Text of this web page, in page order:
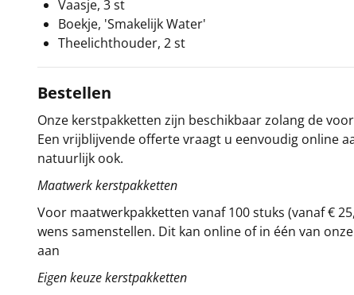
Vaasje, 3 st
Boekje, 'Smakelijk Water'
Theelichthouder, 2 st
Bestellen
Onze kerstpakketten zijn beschikbaar zolang de
Een vrijblijvende offerte vraagt u eenvoudig online
natuurlijk ook.
Maatwerk kerstpakketten
Voor maatwerkpakketten vanaf 100 stuks (vanaf €
wens samenstellen. Dit kan online of in één van
aan
Eigen keuze kerstpakketten